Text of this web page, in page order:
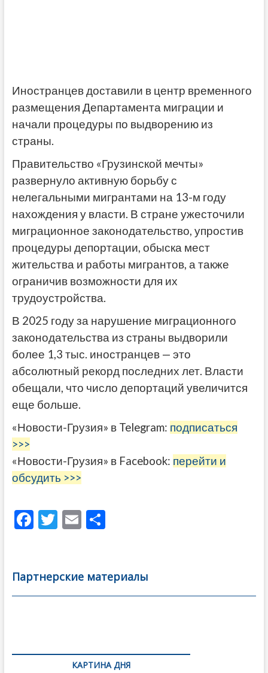
Иностранцев доставили в центр временного
размещения Департамента миграции и
начали процедуры по выдворению из
страны.
Правительство «Грузинской мечты»
развернуло активную борьбу с
нелегальными мигрантами на 13-м году
нахождения у власти. В стране ужесточили
миграционное законодательство, упростив
процедуры депортации, обыска мест
жительства и работы мигрантов, а также
ограничив возможности для их
трудоустройства.
В 2025 году за нарушение миграционного
законодательства из страны выдворили
более 1,3 тыс. иностранцев — это
абсолютный рекорд последних лет. Власти
обещали, что число депортаций увеличится
еще больше.
«Новости-Грузия» в Telegram: подписаться
>>>
«Новости-Грузия» в Facebook: перейти и
обсудить >>>
F
b
o
T
er
E
l
О
а
в
Партнерские материалы
по
КАРТИНА ДНЯ